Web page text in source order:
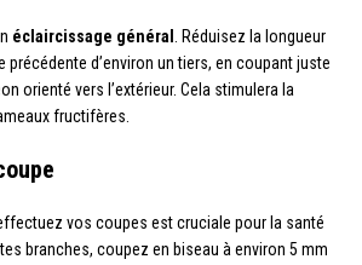
éclaircissage général
. Réduisez la longueur
précédente d’environ un tiers, en coupant juste
orienté vers l’extérieur. Cela stimulera la
fructifères.
vos coupes est cruciale pour la santé
branches, coupez en biseau à environ 5 mm